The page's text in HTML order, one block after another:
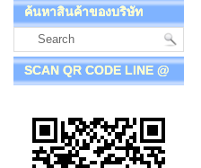
ค้นหาสินค้าของบริษัท
SCAN QR CODE LINE @